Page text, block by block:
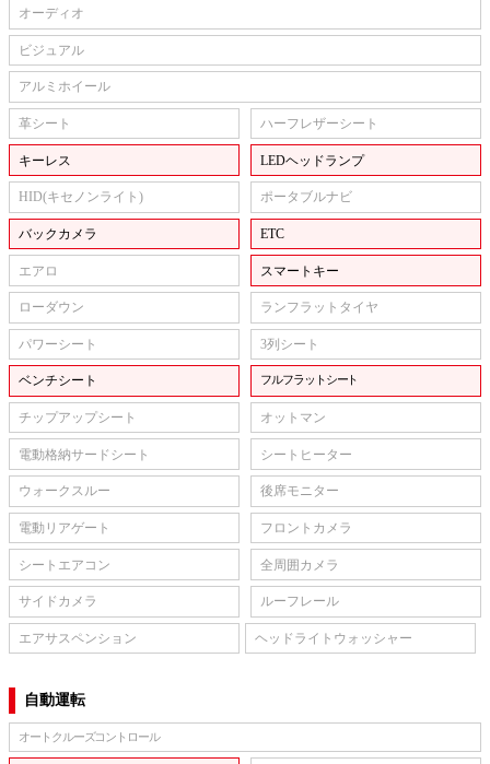
オーディオ
ビジュアル
アルミホイール
革シート ハーフレザーシート
キーレス LEDヘッドランプ
HID(キセノンライト) ポータブルナビ
バックカメラ ETC
エアロ スマートキー
ローダウン ランフラットタイヤ
パワーシート 3列シート
ベンチシート フルフラットシート
チップアップシート オットマン
電動格納サードシート シートヒーター
ウォークスルー 後席モニター
電動リアゲート フロントカメラ
シートエアコン 全周囲カメラ
サイドカメラ ルーフレール
エアサスペンション ヘッドライトウォッシャー
自動運転
オートクルーズコントロール